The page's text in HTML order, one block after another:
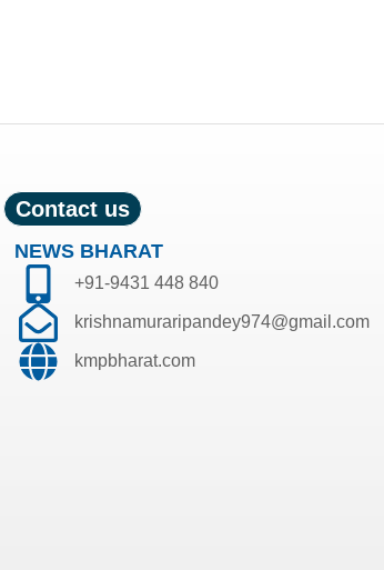
Contact us
NEWS BHARAT
+91-9431 448 840
krishnamuraripandey974@gmail.com
kmpbharat.com